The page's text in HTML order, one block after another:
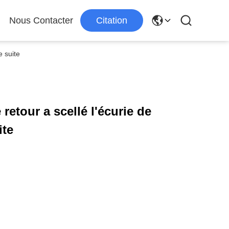
Nous Contacter Citation
suite
retour a scellé l'écurie de